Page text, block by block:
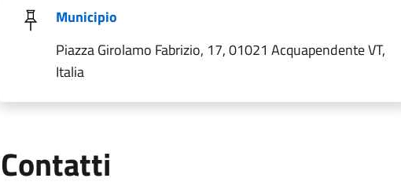
Municipio
Piazza Girolamo Fabrizio, 17, 01021 Acquapendente VT,
Italia
Contatti